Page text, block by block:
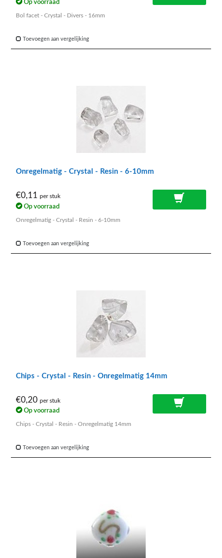
Op voorraad
Bol facet - Crystal - Divers - 16mm
Toevoegen aan vergelijking
Onregelmatig - Crystal - Resin - 6-10mm
€0,11 per stuk
Op voorraad
Onregelmatig - Crystal - Resin - 6-10mm
Toevoegen aan vergelijking
Chips - Crystal - Resin - Onregelmatig 14mm
€0,20 per stuk
Op voorraad
Chips - Crystal - Resin - Onregelmatig 14mm
Toevoegen aan vergelijking